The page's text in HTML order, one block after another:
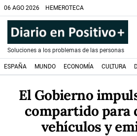
06 AGO 2026 HEMEROTECA
Soluciones a los problemas de las personas
ESPAÑA MUNDO ECONOMÍA CULTURA
El Gobierno
compartido
vehículos y